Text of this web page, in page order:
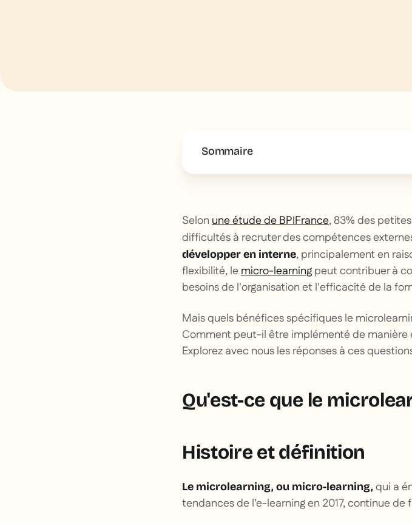
Sommaire
Selonune étude de BPIFrance, 83% des
difficultés à recruter des compétences
développer en interne, principalement en
flexibilité, lemicro-learningpeut contribuer à
besoins de l'organisation et l'efficacité de la
Mais quels bénéfices spécifiques le
Comment peut-il être implémenté de
Explorez avec nous les réponses à ces
Qu'est-ce que le
Histoire et définition
Le microlearning, ou micro-learning, qui a
tendances de l’e-learning en 2017, continue